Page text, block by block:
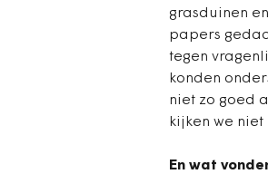
grasduinen
papers
tegen
konden
niet zo goed
kijken we
En wat